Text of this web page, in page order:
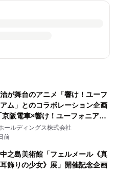
が舞台のアニメ「響け！ユーフ
ム」とのコラボレーション企画
京阪電車×響け！ユーフォニアム
秋」を実施します！
ールディングス株式会社
前
之島美術館「フェルメール《真
飾りの少女》展」開催記念企画